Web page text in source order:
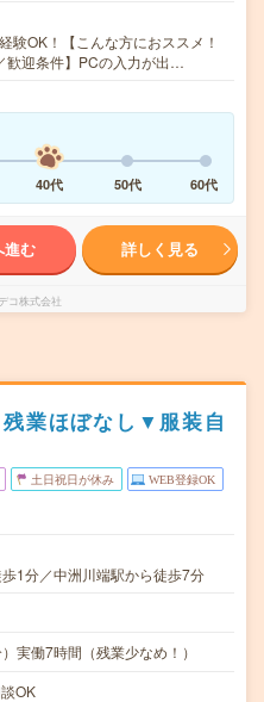
験OK！【こんな方におススメ！
歓迎条件】PCの入力が出…
40代 50代 60代
進む 詳しく見る
コ株式会社
業ほぼなし▼服装自
土日祝日が休み WEB登録OK
1分／中洲川端駅から徒歩7分
実働7時間（残業少なめ！）
OK